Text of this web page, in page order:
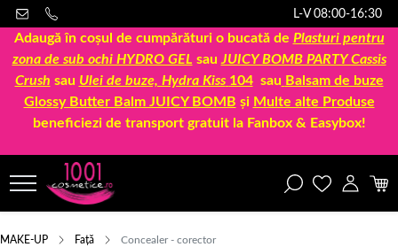
L-V 08:00-16:30
Adaugă în coșul de cumpărături o bucată de Plasturi pentru
zona de sub ochi HYDRO GEL sau JUICY BOMB PARTY Cassis
Crush sau Ulei de buze, Hydra Kiss 104sau Balsam de buze
Glossy Butter Balm JUICY BOMB și Multe alte Produse
beneficiezi de transport gratuit la Fanbox & Easybox!
MAKE-UP Față Concealer - corector